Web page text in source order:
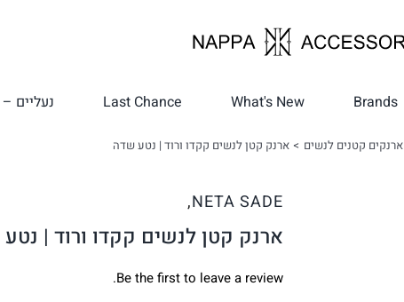
Brands
What's New
Last Chance נעליים
ארנקים קטנים לנשים ארנק קטן לנשים קקדו ורוד | נטע שדה
NETA SADE
,
ארנק קטן לנשים קקדו ורוד |
Be the first to leave a review.